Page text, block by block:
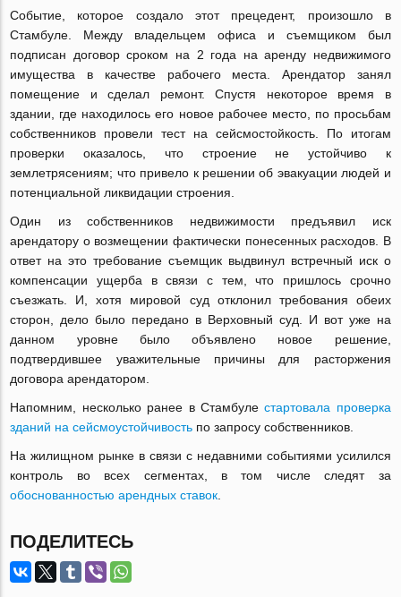
Событие, которое создало этот прецедент, произошло в
Стамбуле. Между владельцем офиса и съемщиком был
подписан договор сроком на 2 года на аренду недвижимого
имущества в качестве рабочего места. Арендатор занял
помещение и сделал ремонт. Спустя некоторое время в
здании, где находилось его новое рабочее место, по просьбам
собственников провели тест на сейсмостойкость. По итогам
проверки оказалось, что строение не устойчиво к
землетрясениям; что привело к решении об эвакуации людей и
потенциальной ликвидации строения.
Один из собственников недвижимости предъявил иск
арендатору о возмещении фактически понесенных расходов. В
ответ на это требование съемщик выдвинул встречный иск о
компенсации ущерба в связи с тем, что пришлось срочно
съезжать. И, хотя мировой суд отклонил требования обеих
сторон, дело было передано в Верховный суд. И вот уже на
данном уровне было объявлено новое решение,
подтвердившее уважительные причины для расторжения
договора арендатором.
Напомним, несколько ранее в Стамбулестартовала проверка
зданий на сейсмоустойчивость по запросу собственников.
На жилищном рынке в связи с недавними событиями усилился
контроль во всех сегментах, в том числе следят за
обоснованностью арендных ставок
ПОДЕЛИТЕСЬ